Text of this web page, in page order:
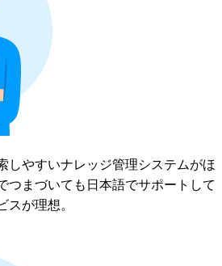
しやすいナレッジ管理システムがほ
つまづいても日本語でサポートして
が理想。